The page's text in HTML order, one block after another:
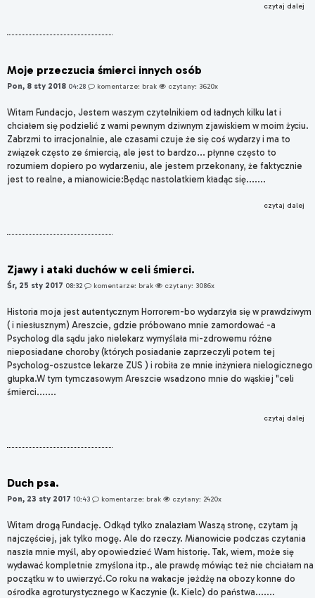
czytaj dalej
Moje przeczucia śmierci innych osób
Pon, 8 sty 2018 04:28 komentarze: brak czytany: 3620x
Witam Fundacjo, Jestem waszym czytelnikiem od ładnych kilku lat i
chciałem się podzielić z wami pewnym dziwnym zjawiskiem w moim życiu.
Zabrzmi to irracjonalnie, ale czasami czuje że się coś wydarzy i ma to
związek często ze śmiercią, ale jest to bardzo... płynne często to
rozumiem dopiero po wydarzeniu, ale jestem przekonany, że faktycznie
jest to realne, a mianowicie:Będąc nastolatkiem kładąc się.......
czytaj dalej
Zjawy i ataki duchów w celi śmierci.
Śr, 25 sty 2017 08:32 komentarze: brak czytany: 3086x
Historia moja jest autentycznym Horrorem-bo wydarzyła się w prawdziwym
( i niesłusznym) Areszcie, gdzie próbowano mnie zamordować -a
Psycholog dla sądu jako nielekarz wymyślała mi-zdrowemu różne
nieposiadane choroby (których posiadanie zaprzeczyli potem tej
Psycholog-oszustce lekarze ZUS ) i robiła ze mnie inżyniera nielogicznego
głupka.W tym tymczasowym Areszcie wsadzono mnie do wąskiej "celi
śmierci.......
czytaj dalej
Duch psa.
Pon, 23 sty 2017 10:43 komentarze: brak czytany: 2420x
Witam drogą Fundację. Odkąd tylko znalazłam Waszą stronę, czytam ją
najczęściej, jak tylko mogę. Ale do rzeczy. Mianowicie podczas czytania
naszła mnie myśl, aby opowiedzieć Wam historię. Tak, wiem, może się
wydawać kompletnie zmyślona itp., ale prawdę mówiąc też nie chciałam na
początku w to uwierzyć.Co roku na wakacje jeżdżę na obozy konne do
ośrodka agroturystycznego w Kaczynie (k. Kielc) do państwa.......